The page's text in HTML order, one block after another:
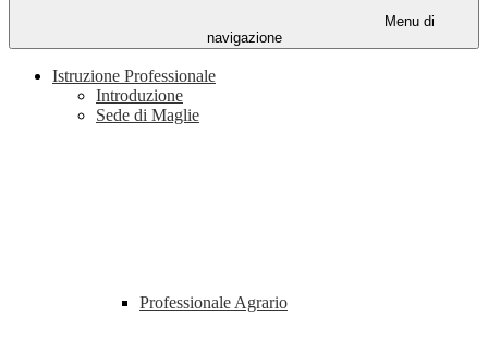
Menu di
navigazione
Istruzione Professionale
Introduzione
Sede di Maglie
Professionale Agrario